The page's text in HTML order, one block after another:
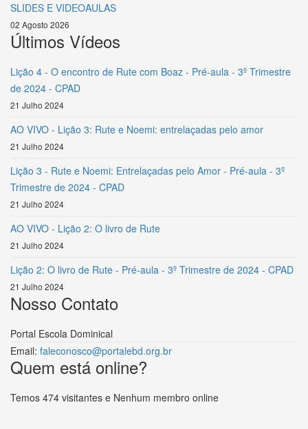
SLIDES E VIDEOAULAS
02 Agosto 2026
Últimos Vídeos
Lição 4 - O encontro de Rute com Boaz - Pré-aula - 3º Trimestre
de 2024 - CPAD
21 Julho 2024
AO VIVO - Lição 3: Rute e Noemi: entrelaçadas pelo amor
21 Julho 2024
Lição 3 - Rute e Noemi: Entrelaçadas pelo Amor - Pré-aula - 3º
Trimestre de 2024 - CPAD
21 Julho 2024
AO VIVO - Lição 2: O livro de Rute
21 Julho 2024
Lição 2: O livro de Rute - Pré-aula - 3º Trimestre de 2024 - CPAD
21 Julho 2024
Nosso Contato
Portal Escola Dominical
Email: faleconosco@portalebd.org.br
Quem está online?
Temos 474 visitantes e Nenhum membro online